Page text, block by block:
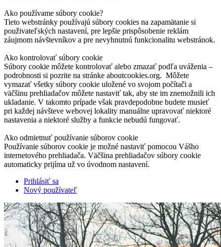
Ako používame súbory cookie?
Tieto webstránky používajú súbory cookies na zapamätanie si
použivateľských nastavení, pre lepšie prispôsobenie reklám
záujmom návštevníkov a pre nevyhnutnú funkcionalitu webstránok.
Ako kontrolovať súbory cookie
Súbory cookie môžete kontrolovať alebo zmazať podľa uváženia –
podrobnosti si pozrite na stránke aboutcookies.org. Môžete
vymazať všetky súbory cookie uložené vo svojom počítači a
väčšinu prehliadačov môžete nastaviť tak, aby ste im znemožnili ich
ukladanie. V takomto prípade však pravdepodobne budete musieť
pri každej návšteve webovej lokality manuálne upravovať niektoré
nastavenia a niektoré služby a funkcie nebudú fungovať.
Ako odmietnuť používanie súborov cookie
Používanie súborov cookie je možné nastaviť pomocou Vášho
internetového prehliadača. Väčšina prehliadačov súbory cookie
automaticky prijíma už vo úvodnom nastavení.
Prihlásiť sa
Nový používateľ